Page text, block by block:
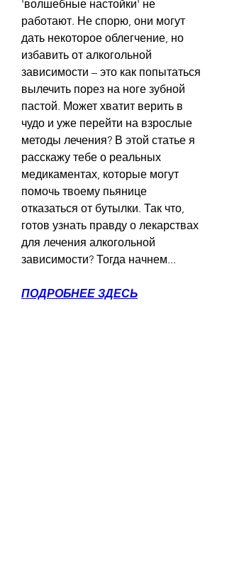
'волшебные настойки' не
работают. Не спорю, они могут
дать некоторое облегчение, но
избавить от алкогольной
зависимости – это как попытаться
вылечить порез на ноге зубной
пастой. Может хватит верить в
чудо и уже перейти на взрослые
методы лечения? В этой статье я
расскажу тебе о реальных
медикаментах, которые могут
помочь твоему пьянице
отказаться от бутылки. Так что,
готов узнать правду о лекарствах
для лечения алкогольной
зависимости? Тогда начнем...
ПОДРОБНЕЕ ЗДЕСЬ